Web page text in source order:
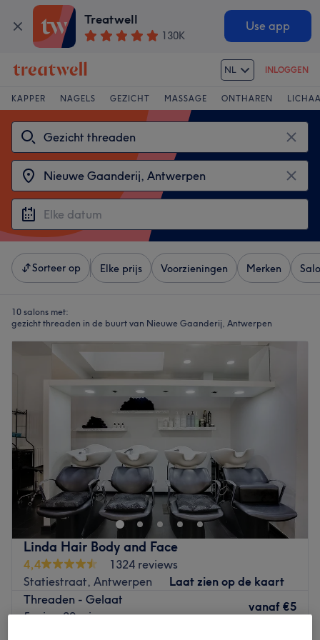
Treatwell
130K
Use app
NL INLOGGEN
KAPPER NAGELS GEZICHT MASSAGE ONTHAREN
Sorteer op Elke prijs Voorzieningen Merken
10 salons met:
gezicht threaden in de buurt van Nieuwe Gaanderij, Antwerpen
Linda Hair Body and Face
4,4
1324 reviews
Statiestraat, Antwerpen
Laat zien op de kaart
Threaden - Gelaat
5 min - 20 min
vanaf €5